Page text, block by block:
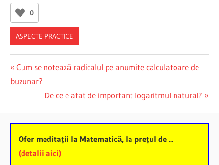
0
ASPECTE PRACTICE
Post
navigation
Previous
Post:
Cum se notează radicalul pe anumite calculatoare de
buzunar?
Next
De ce e atat de important logaritmul natural?
Ofer meditații la Matematică, la prețul de ...
(detalii aici)